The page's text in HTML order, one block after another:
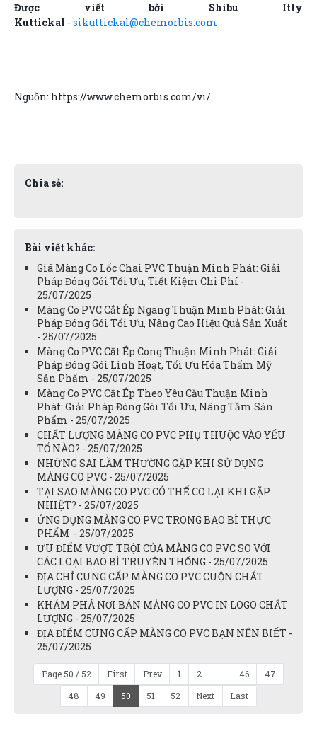
Được viết bởi Shibu Itty
Kuttickal - sikuttickal@chemorbis.com
Nguồn: https://www.chemorbis.com/vi/
Chia sẻ:
Bài viết khác:
Giá Màng Co Lốc Chai PVC Thuận Minh Phát: Giải
Pháp Đóng Gói Tối Ưu, Tiết Kiệm Chi Phí -
25/07/2025
Màng Co PVC Cắt Ép Ngang Thuận Minh Phát: Giải
Pháp Đóng Gói Tối Ưu, Nâng Cao Hiệu Quả Sản Xuất
- 25/07/2025
Màng Co PVC Cắt Ép Cong Thuận Minh Phát: Giải
Pháp Đóng Gói Linh Hoạt, Tối Ưu Hóa Thẩm Mỹ
Sản Phẩm - 25/07/2025
Màng Co PVC Cắt Ép Theo Yêu Cầu Thuận Minh
Phát: Giải Pháp Đóng Gói Tối Ưu, Nâng Tầm Sản
Phẩm - 25/07/2025
CHẤT LƯỢNG MÀNG CO PVC PHỤ THUỘC VÀO YẾU
TỐ NÀO? - 25/07/2025
NHỮNG SAI LẦM THƯỜNG GẶP KHI SỬ DỤNG
MÀNG CO PVC - 25/07/2025
TẠI SAO MÀNG CO PVC CÓ THỂ CO LẠI KHI GẶP
NHIỆT? - 25/07/2025
ỨNG DỤNG MÀNG CO PVC TRONG BAO BÌ THỰC
PHẨM - 25/07/2025
ƯU ĐIỂM VƯỢT TRỘI CỦA MÀNG CO PVC SO VỚI
CÁC LOẠI BAO BÌ TRUYỀN THỐNG - 25/07/2025
ĐỊA CHỈ CUNG CẤP MÀNG CO PVC CUỘN CHẤT
LƯỢNG - 25/07/2025
KHÁM PHÁ NƠI BÁN MÀNG CO PVC IN LOGO CHẤT
LƯỢNG - 25/07/2025
ĐỊA ĐIỂM CUNG CẤP MÀNG CO PVC BẠN NÊN BIẾT -
25/07/2025
Page 50 / 52 First Prev 1 2 ... 46
47
48
49 50 51 52 Next Last